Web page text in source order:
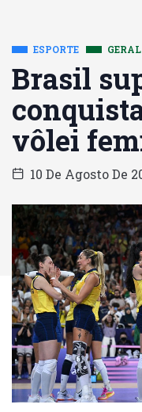
ESPORTE GERAL
Brasil
vôlei
10 De Agosto De